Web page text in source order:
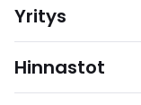
Yritys
Hinnastot